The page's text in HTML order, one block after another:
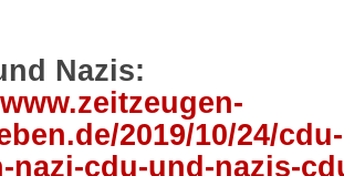
Nazis:
2019/10/24/
nazi-cdu-und-nazis-